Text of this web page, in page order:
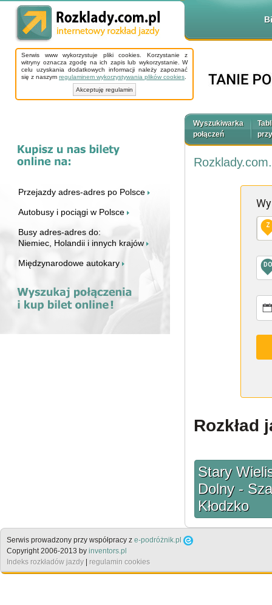
Serwis www wykorzystuje pliki cookies. Korzystanie z
witryny oznacza zgodę na ich zapis lub wykorzystanie. W
celu uzyskania dodatkowych informacji należy zapoznać
się z naszym regulaminem wykorzystywania plików cookies
Akceptuję regulamin
Przejazdy adres-adres po Polsce
Autobusy i pociągi w Polsce
Busy adres-adres do:
Niemiec, Holandii i innych krajów
Międzynarodowe autokary
Wyszukiwarka
połączeń
Z
DO
Rozkład
Stary
Dolny -
Kłodzko
Serwis prowadzony przy współpracy z e-podróżnik.pl
Copyright 2006-2013 by inventors.pl
Indeks rozkładów jazdy | regulamin cookies